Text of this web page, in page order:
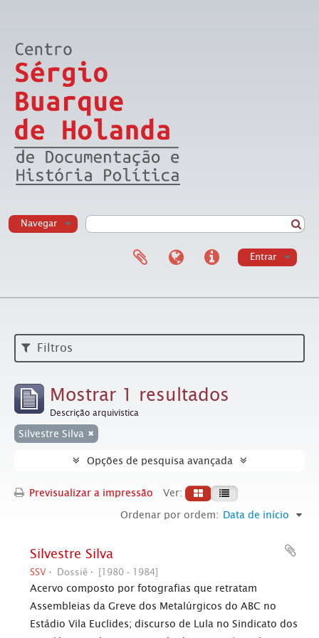
Navegar
Entrar
Filtros
Mostrar 1 resultados
Descrição arquivística
Silvestre Silva
Opções de pesquisa avançada
Previsualizar a impressão
Ver:
Ordenar por ordem: Data de início
Silvestre Silva
SSV Dossiê [1980 - 1984]
Acervo composto por fotografias que retratam
Assembleias da Greve dos Metalúrgicos do ABC no
Estádio Vila Euclides; discurso de Lula no Sindicato dos